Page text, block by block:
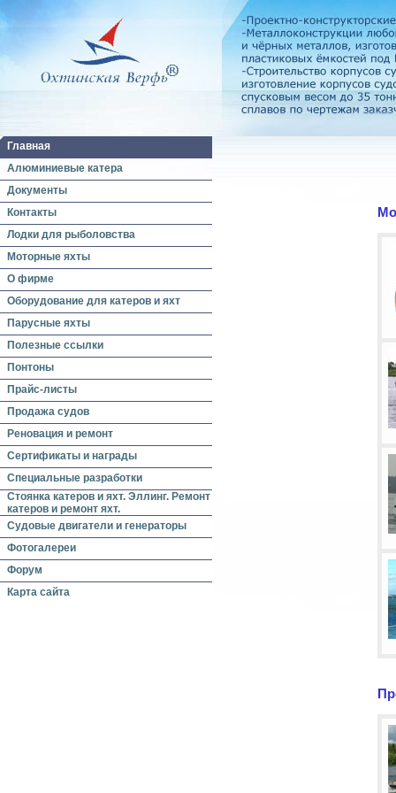
Главная
Алюминиевые катера
Документы
Контакты
Лодки для рыболовства
Моторные яхты
О фирме
Оборудование для катеров и яхт
Парусные яхты
Полезные ссылки
Понтоны
Прайс-листы
Продажа судов
Реновация и ремонт
Сертификаты и награды
Специальные разработки
Стоянка катеров и яхт. Эллинг. Ремонт
катеров и ремонт яхт.
Судовые двигатели и генераторы
Фотогалереи
Форум
Карта сайта